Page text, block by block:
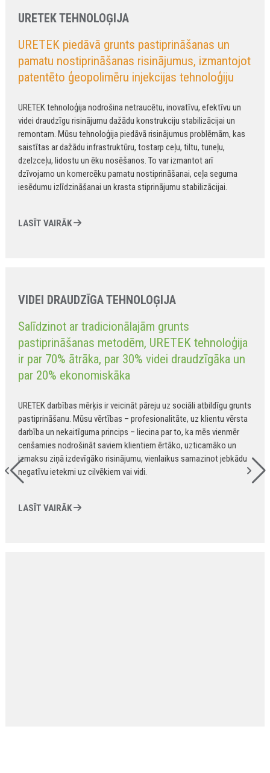
URETEK TEHNOLOĢIJA
URETEK piedāvā grunts pastiprināšanas un
pamatu nostiprināšanas risinājumus, izmantojot
patentēto ģeopolimēru injekcijas tehnoloģiju
URETEK tehnoloģija nodrošina netraucētu, inovatīvu, efektīvu un
videi draudzīgu risinājumu dažādu konstrukciju stabilizācijai un
remontam. Mūsu tehnoloģija piedāvā risinājumus problēmām, kas
saistītas ar dažādu infrastruktūru, tostarp ceļu, tiltu, tuneļu,
dzelzceļu, lidostu un ēku nosēšanos. To var izmantot arī
dzīvojamo un komercēku pamatu nostiprināšanai, ceļa seguma
iesēdumu izlīdzināšanai un krasta stiprinājumu stabilizācijai.
LASĪT VAIRĀK
VIDEI DRAUDZĪGA TEHNOLOĢIJA
Salīdzinot ar tradicionālajām grunts
pastiprināšanas metodēm, URETEK tehnoloģija
ir par 70% ātrāka, par 30% videi draudzīgāka un
par 20% ekonomiskāka
URETEK darbības mērķis ir veicināt pāreju uz sociāli atbildīgu grunts
pastiprināšanu. Mūsu vērtības – profesionalitāte, uz klientu vērsta
darbība un nekaitīguma princips – liecina par to, ka mēs vienmēr
cenšamies nodrošināt saviem klientiem ērtāko, uzticamāko un
izmaksu ziņā izdevīgāko risinājumu, vienlaikus samazinot jebkādu
negatīvu ietekmi uz cilvēkiem vai vidi.
LASĪT VAIRĀK